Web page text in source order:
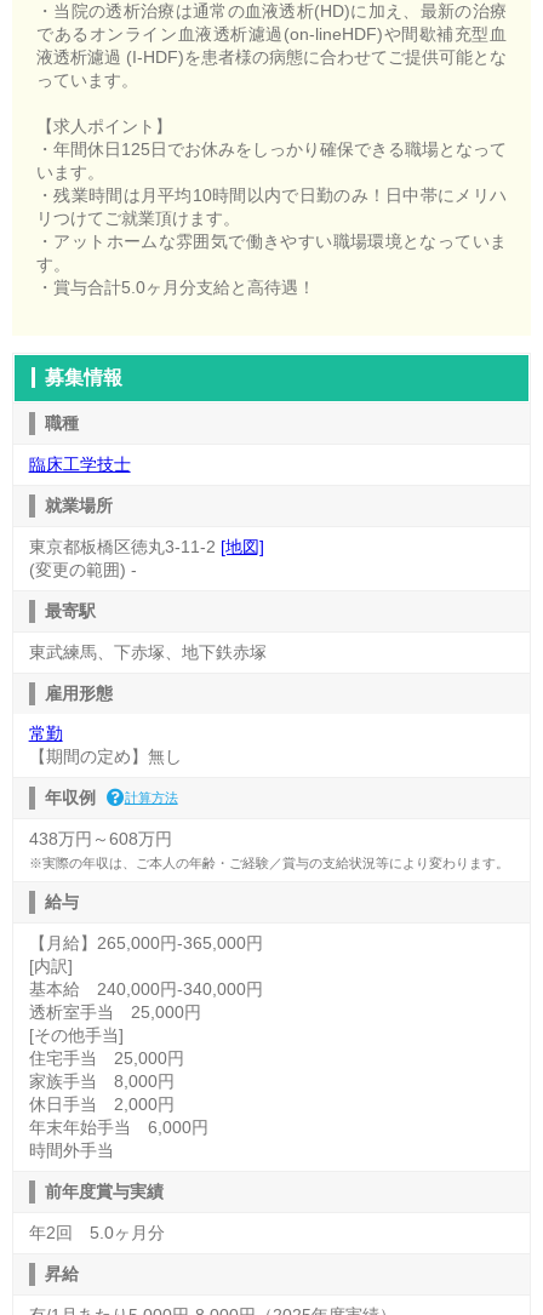
・当院の透析治療は通常の血液透析(HD)に加え、最新の治療
であるオンライン血液透析濾過(on-lineHDF)や間歇補充型血
液透析濾過 (I-HDF)を患者様の病態に合わせてご提供可能とな
っています。
【求人ポイント】
・年間休日125日でお休みをしっかり確保できる職場となって
います。
・残業時間は月平均10時間以内で日勤のみ！日中帯にメリハ
リつけてご就業頂けます。
・アットホームな雰囲気で働きやすい職場環境となっていま
す。
・賞与合計5.0ヶ月分支給と高待遇！
募集情報
職種
臨床工学技士
就業場所
東京都板橋区徳丸3-11-2 [地図]
(変更の範囲) -
最寄駅
東武練馬、下赤塚、地下鉄赤塚
雇用形態
常勤
【期間の定め】無し
年収例 計算方法
438万円～608万円
※実際の年収は、ご本人の年齢・ご経験／賞与の支給状況等により変わります。
給与
【月給】265,000円-365,000円
[内訳]
基本給 240,000円-340,000円
透析室手当 25,000円
[その他手当]
住宅手当 25,000円
家族手当 8,000円
休日手当 2,000円
年末年始手当 6,000円
時間外手当
前年度賞与実績
年2回 5.0ヶ月分
昇給